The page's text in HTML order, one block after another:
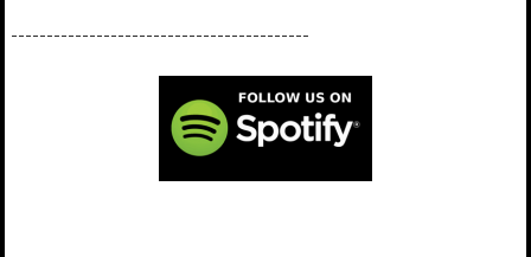
------------------------------------------